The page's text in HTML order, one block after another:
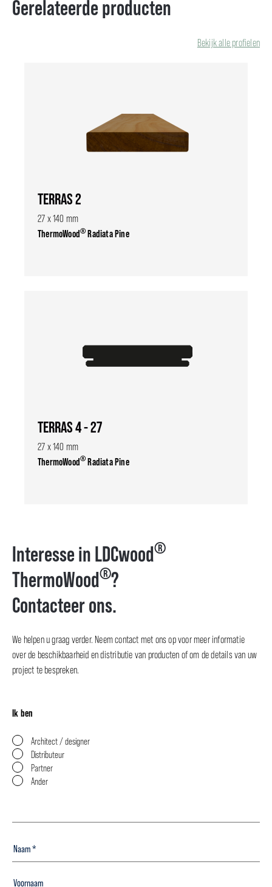
Gerelateerde producten
Bekijk alle profielen
TERRAS 2
27 x 140 mm
ThermoWood®Radiata Pine
TERRAS 4 - 27
27 x 140 mm
ThermoWood®Radiata Pine
Interesse in LDCwood®
ThermoWood®?
Contacteer ons.
We helpen u graag verder. Neem contact met ons op voor meer informatie
over de beschikbaarheid en distributie van producten of om de details van uw
project te bespreken.
Ik ben
Architect / designer
Distributeur
Partner
Ander